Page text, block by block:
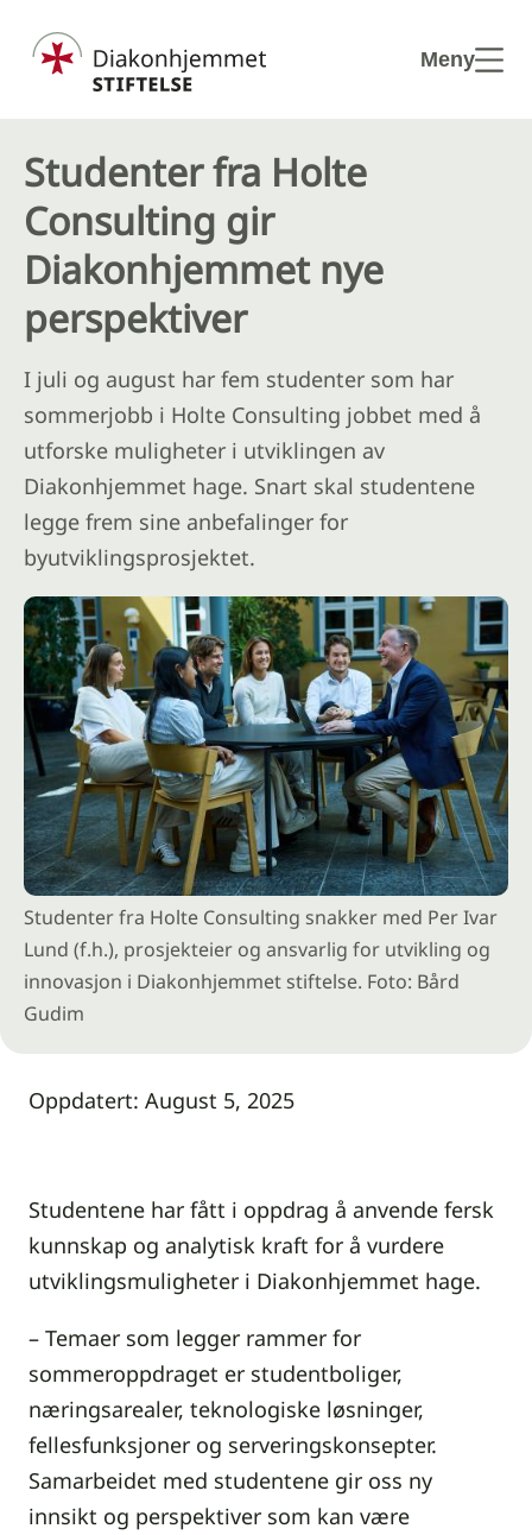
Meny
Studenter fra Holte
Consulting gir
Diakonhjemmet nye
perspektiver
I juli og august har fem studenter som har
sommerjobb i Holte Consulting jobbet med å
utforske muligheter i utviklingen av
Diakonhjemmet hage. Snart skal studentene
legge frem sine anbefalinger for
byutviklingsprosjektet.
Studenter fra Holte Consulting snakker med Per Ivar
Lund (f.h.), prosjekteier og ansvarlig for utvikling og
innovasjon i Diakonhjemmet stiftelse. Foto: Bård
Gudim
Oppdatert: August 5, 2025
Studentene har fått i oppdrag å anvende fersk
kunnskap og analytisk kraft for å vurdere
utviklingsmuligheter i Diakonhjemmet hage.
– Temaer som legger rammer for
sommeroppdraget er studentboliger,
næringsarealer, teknologiske løsninger,
fellesfunksjoner og serveringskonsepter.
Samarbeidet med studentene gir oss ny
innsikt og perspektiver som kan være